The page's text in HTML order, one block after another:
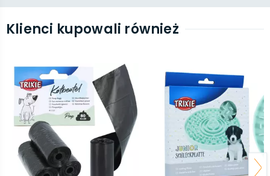
Klienci kupowali również